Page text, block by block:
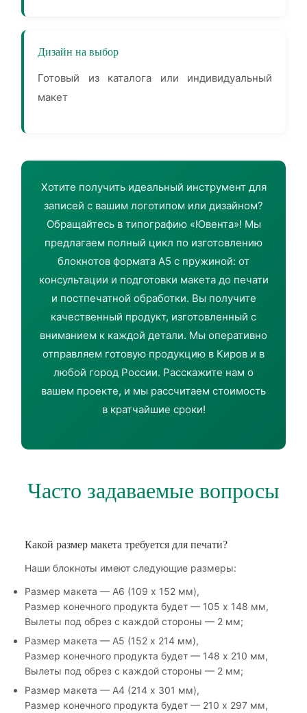
Дизайн на выбор
Готовый из каталога или индивидуальный
макет
Хотите получить идеальный инструмент для
записей с вашим логотипом или дизайном?
Обращайтесь в типографию «Ювента»! Мы
предлагаем полный цикл по изготовлению
блокнотов формата А5 с пружиной: от
консультации и подготовки макета до печати
и постпечатной обработки. Вы получите
качественный продукт, изготовленный с
вниманием к каждой детали. Мы оперативно
отправляем готовую продукцию в Киров и в
любой город России. Расскажите нам о
вашем проекте, и мы рассчитаем стоимость
в кратчайшие сроки!
Часто задаваемые вопросы
Какой размер макета требуется для печати?
Наши блокноты имеют следующие размеры:
Размер макета — А6 (109 х 152 мм),
Размер конечного продукта будет — 105 х 148 мм,
Вылеты под обрез с каждой стороны — 2 мм;
Размер макета — А5 (152 х 214 мм),
Размер конечного продукта будет — 148 х 210 мм,
Вылеты под обрез с каждой стороны — 2 мм;
Размер макета — А4 (214 х 301 мм),
Размер конечного продукта будет — 210 х 297 мм,